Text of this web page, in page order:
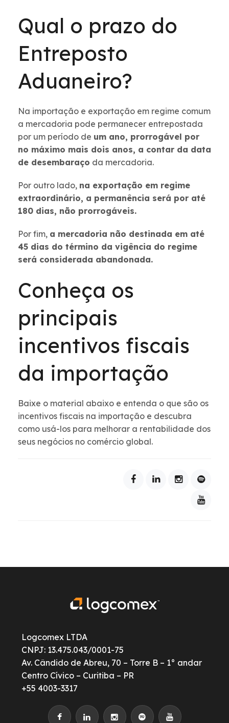
Qual o prazo do
Entreposto
Aduaneiro?
Na importação e exportação em regime comum
a mercadoria pode permanecer entrepostada
por um período de um ano, prorrogável por
no máximo mais dois anos, a contar da data
de desembaraço da mercadoria.
Por outro lado, na exportação em regime
extraordinário, a permanência será por até
180 dias, não prorrogáveis.
Por fim, a mercadoria não destinada em até
45 dias do término da vigência do regime
será considerada abandonada.
Conheça os
principais
incentivos fiscais
da importação
Baixe o material abaixo e entenda o que são os
incentivos fiscais na importação e descubra
como usá-los para melhorar a rentabilidade dos
seus negócios no comércio global.
Logcomex LTDA
CNPJ: 13.475.043/0001-75
Av. Cândido de Abreu, 70 – Torre B – 1° andar
Centro Cívico – Curitiba – PR
+55 4003-3317